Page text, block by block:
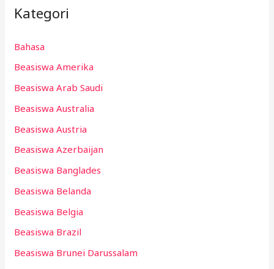
Kategori
Bahasa
Beasiswa Amerika
Beasiswa Arab Saudi
Beasiswa Australia
Beasiswa Austria
Beasiswa Azerbaijan
Beasiswa Banglades
Beasiswa Belanda
Beasiswa Belgia
Beasiswa Brazil
Beasiswa Brunei Darussalam